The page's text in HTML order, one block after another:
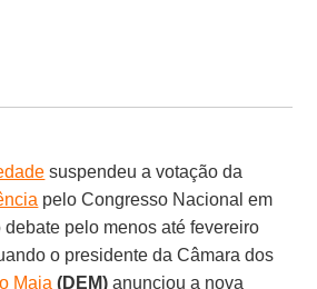
suspendeu a votação da
pelo Congresso Nacional em
pelo menos até fevereiro
o presidente da Câmara dos
Maia (DEM) anunciou a nova